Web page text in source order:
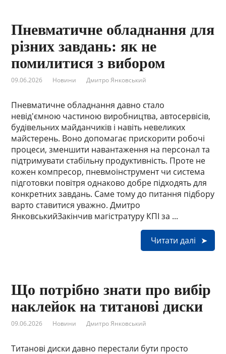
Пневматичне обладнання для
різних завдань: як не
помилитися з вибором
09.06.2026 Новини Дмитро Янковський
Пневматичне обладнання давно стало
невід'ємною частиною виробництва, автосервісів,
будівельних майданчиків і навіть невеликих
майстерень. Воно допомагає прискорити робочі
процеси, зменшити навантаження на персонал та
підтримувати стабільну продуктивність. Проте не
кожен компресор, пневмоінструмент чи система
підготовки повітря однаково добре підходять для
конкретних завдань. Саме тому до питання підбору
варто ставитися уважно. Дмитро
ЯнковськийЗакінчив магістратуру КПІ за ...
Читати далі
Що потрібно знати про вибір
наклейок на титанові диски
09.06.2026 Новини Дмитро Янковський
Титанові диски давно перестали бути просто